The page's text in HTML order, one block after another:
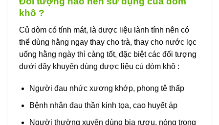
khô ?
Củ dòm có tính mát, là dược liệu lành tính nên có
thể dùng hằng ngay thay cho trà, thay cho nước lọc
uống hằng ngày thì càng tốt, đặc biệt các đối tượng
dưới đây khuyên dùng dược liệu củ dòm khô :
Người đau nhức xương khớp, phong tê thấp
Bệnh nhân đau thần kinh tọa, cao huyết áp
Người thường xuyên dùng bia rượu, nóng trong